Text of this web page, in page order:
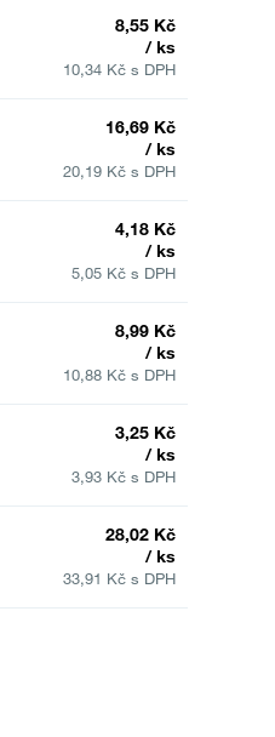
8,55 Kč
/ ks
10,34 Kč s DPH
16,69 Kč
/ ks
20,19 Kč s DPH
4,18 Kč
/ ks
5,05 Kč s DPH
8,99 Kč
/ ks
10,88 Kč s DPH
3,25 Kč
/ ks
3,93 Kč s DPH
28,02 Kč
/ ks
33,91 Kč s DPH